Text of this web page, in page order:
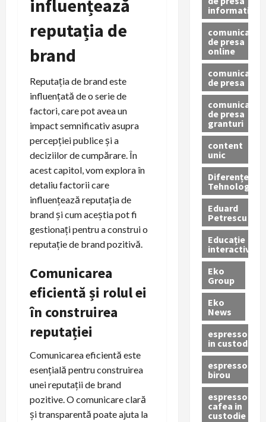
influențează
reputația de
brand
Reputația de brand este
influențată de o serie de
factori, care pot avea un
impact semnificativ asupra
percepției publice și a
deciziilor de cumpărare. În
acest capitol, vom explora în
detaliu factorii care
influențează reputația de
brand și cum aceștia pot fi
gestionați pentru a construi o
reputație de brand pozitivă.
Comunicarea
eficientă și rolul ei
în construirea
reputației
Comunicarea eficientă este
esențială pentru construirea
unei reputații de brand
pozitive. O comunicare clară
și transparentă poate ajuta la
informativ
comunicat
de presa
online
comunicate
de presa
comunicate
de presa
granturi
content
unic
Diferențe
Tehnologice
Eduard
Petrescu
Educație
interactivă
Eko
Group
Eko
News
espressoare
in custodie
espressor
birou
espressor
cafea in
custodie